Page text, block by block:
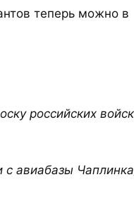
теперь можно в
российских войск
авиабазы